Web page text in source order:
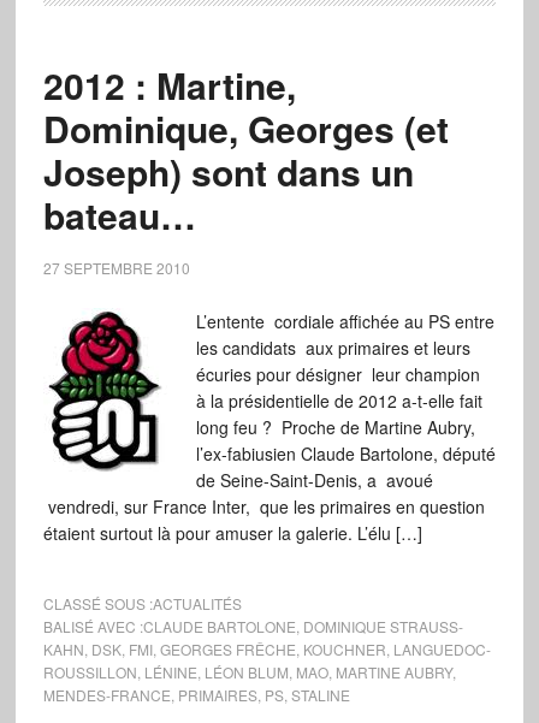
2012 : Martine,
Dominique, Georges (et
Joseph) sont dans un
bateau…
27 SEPTEMBRE 2010
L’entente cordiale affichée au PS entre
les candidats aux primaires et leurs
écuries pour désigner leur champion
à la présidentielle de 2012 a-t-elle fait
long feu ? Proche de Martine Aubry,
l’ex-fabiusien Claude Bartolone, député
de Seine-Saint-Denis, a avoué
vendredi, sur France Inter, que les primaires en question
étaient surtout là pour amuser la galerie. L’élu […]
CLASSÉ SOUS :ACTUALITÉS
BALISÉ AVEC :CLAUDE BARTOLONE DOMINIQUE STRAUSS-
KAHN DSK, FMI, GEORGES FRÊCHE KOUCHNER LANGUEDOC-
ROUSSILLON LÉNINE LÉON BLUM MAO, MARTINE AUBRY,
MENDES-FRANCE PRIMAIRES, PS, STALINE